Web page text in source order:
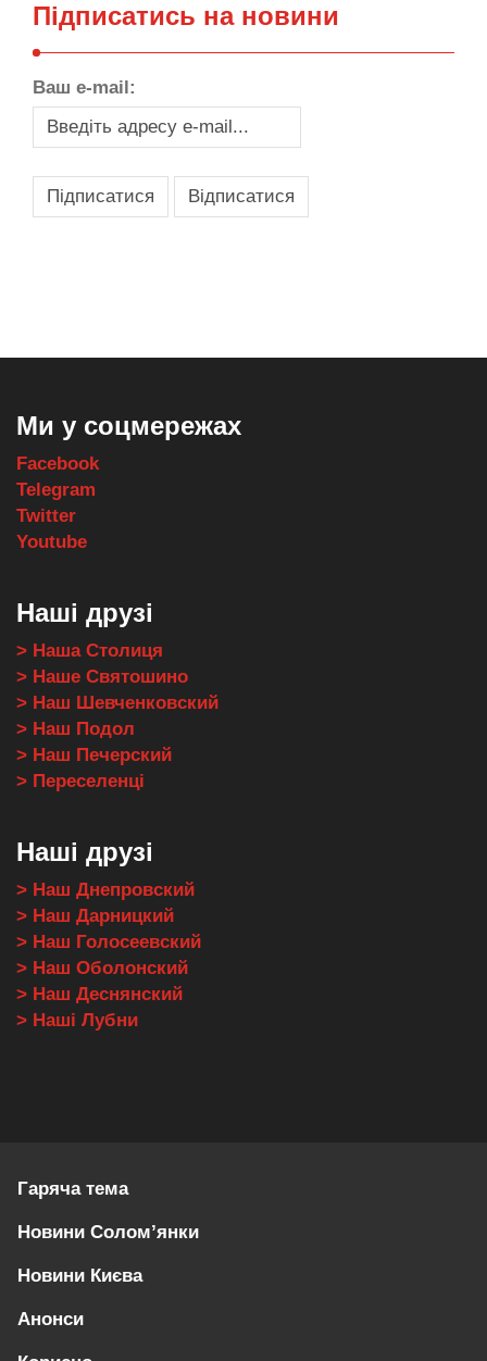
Підписатись на новини
Ваш e-mail:
Ми у соцмережах
Facebook
Telegram
Twitter
Youtube
Наші друзі
> Наша Столиця
> Наше Святошино
> Наш Шевченковский
> Наш Подол
> Наш Печерский
> Переселенці
Наші друзі
> Наш Днепровский
> Наш Дарницкий
> Наш Голосеевский
> Наш Оболонский
> Наш Деснянский
> Наші Лубни
Гаряча тема
Новини Солом’янки
Новини Києва
Анонси